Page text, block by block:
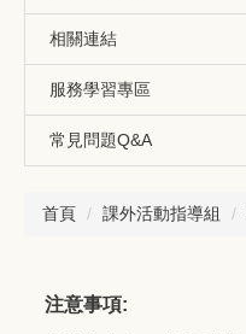
相關連結
服務學習專區
常見問題Q&A
首頁 課外活動指導組
注意事項: